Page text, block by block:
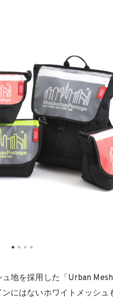
地を採用した「Urban
にはないホワイトメッシュ